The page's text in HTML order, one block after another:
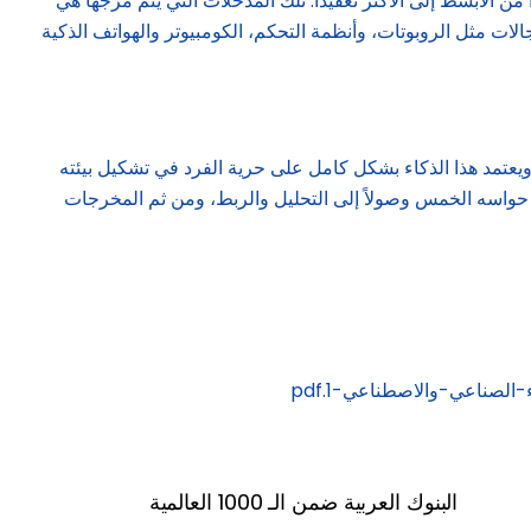
مثل الروبوتات، وأنظمة التحكم، الكومبيوتر والهواتف الذكية
هذا الذكاء بشكل كامل على حرية الفرد في تشكيل بيئته
حواسه الخمس وصولاً إلى التحليل والربط، ومن ثم المخرجات
البنوك العربية ضمن الـ 1000 العالمية